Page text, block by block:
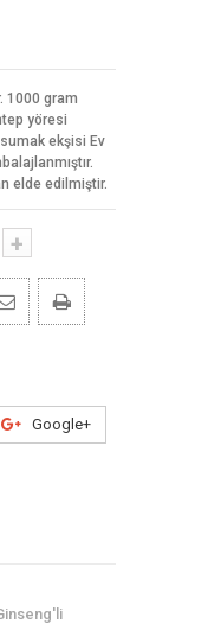
1000 gram
yöresi
ekşisi Ev
elde edilmiştir.
+
Google+